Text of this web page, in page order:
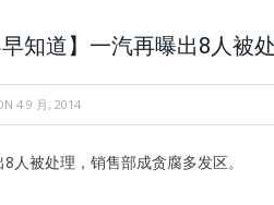
早知道】一汽再曝出8人被
4 9 月, 2014
人被处理，销售部成贪腐多发区。